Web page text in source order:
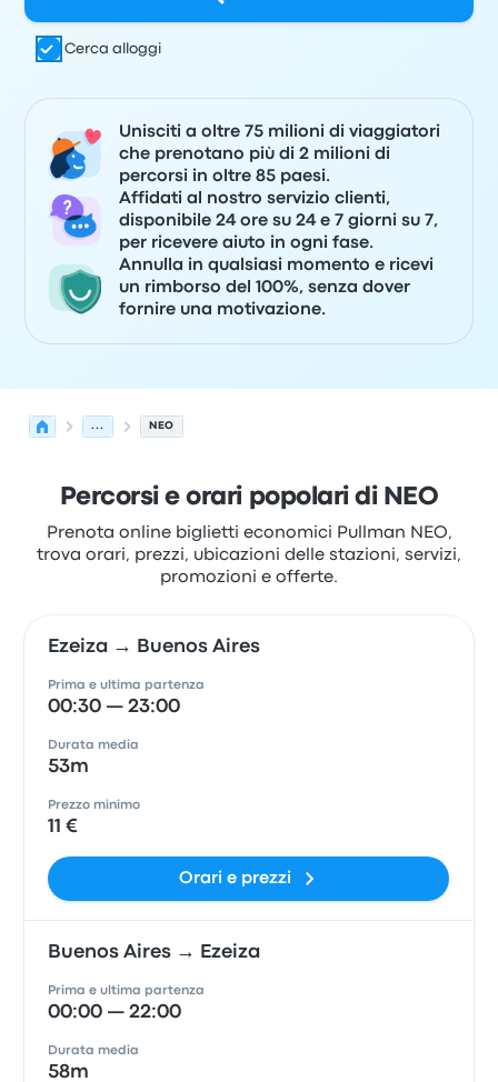
Cerca alloggi
Unisciti a oltre 75 milioni di viaggiatori
che prenotano più di 2 milioni di
percorsi in oltre 85 paesi.
Affidati al nostro servizio clienti,
disponibile 24 ore su 24 e 7 giorni su 7,
per ricevere aiuto in ogni fase.
Annulla in qualsiasi momento e ricevi
un rimborso del 100%, senza dover
fornire una motivazione.
... NEO
Percorsi e orari popolari di NEO
Prenota online biglietti economici Pullman NEO,
trova orari, prezzi, ubicazioni delle stazioni, servizi,
promozioni e offerte.
Ezeiza → Buenos Aires
Prima e ultima partenza
00:30 — 23:00
Durata media
53m
Prezzo minimo
11 €
Orari e prezzi
Buenos Aires → Ezeiza
Prima e ultima partenza
00:00 — 22:00
Durata media
58m